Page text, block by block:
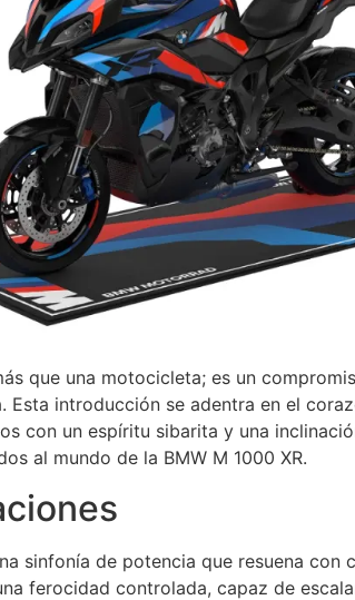
que una motocicleta; es un
introducción se adentra en el
con un espíritu sibarita y una
al mundo de la BMW M 1000 XR.
sinfonía de potencia que resuena
ferocidad controlada, capaz de